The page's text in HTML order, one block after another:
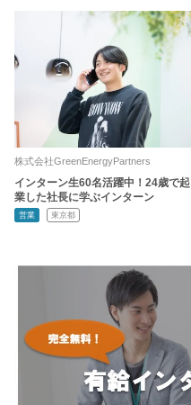
株式会社GreenEnergyPartners
インターン生60名活躍中！24歳で起
業した社長に学ぶインターン
営業 東京都